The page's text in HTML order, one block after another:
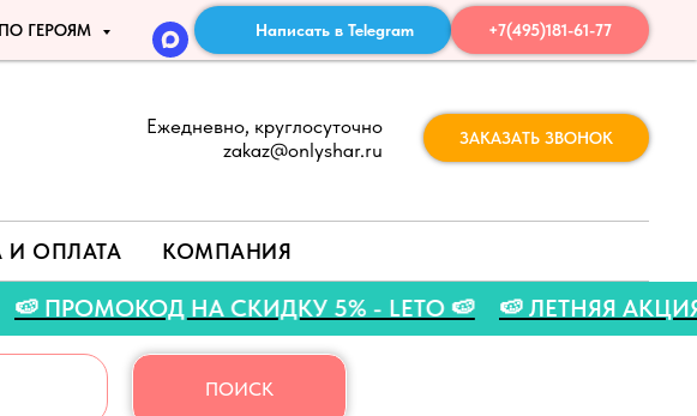
ПО ГЕРОЯМ Написать в Telegram +7(495)181-61-77
Ежедневно, круглосуточно
zakaz@onlyshar.ru
ЗАКАЗАТЬ ЗВОНОК
И ОПЛАТА КОМПАНИЯ
🍉 🍉 ПРОМОКОД НА СКИДКУ 5% - LETO 🍉 🍉 ЛЕТНЯЯ
ПОИСК